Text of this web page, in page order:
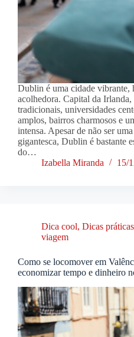
Dublin é uma cidade vibrante,
acolhedora. Capital da
tradicionais, universidades
amplos, bairros charmosos e
intensa. Apesar de não ser
gigantesca, Dublin é bastante
do…
Izabella Miranda
15/
Dica cool, Dicas práticas
viagem
Como se locomover em
economizar tempo e dinheiro